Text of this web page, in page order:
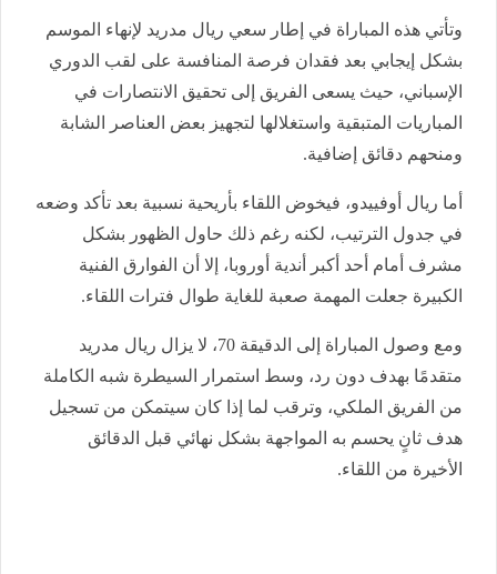
وتأتي هذه المباراة في إطار سعي ريال مدريد لإنهاء الموسم
بشكل إيجابي بعد فقدان فرصة المنافسة على لقب الدوري
الإسباني، حيث يسعى الفريق إلى تحقيق الانتصارات في
المباريات المتبقية واستغلالها لتجهيز بعض العناصر الشابة
ومنحهم دقائق إضافية.
أما ريال أوفييدو، فيخوض اللقاء بأريحية نسبية بعد تأكد وضعه
في جدول الترتيب، لكنه رغم ذلك حاول الظهور بشكل
مشرف أمام أحد أكبر أندية أوروبا، إلا أن الفوارق الفنية
الكبيرة جعلت المهمة صعبة للغاية طوال فترات اللقاء.
ومع وصول المباراة إلى الدقيقة 70، لا يزال ريال مدريد
متقدمًا بهدف دون رد، وسط استمرار السيطرة شبه الكاملة
من الفريق الملكي، وترقب لما إذا كان سيتمكن من تسجيل
هدف ثانٍ يحسم به المواجهة بشكل نهائي قبل الدقائق
الأخيرة من اللقاء.